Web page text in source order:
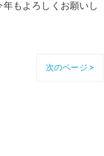
もよろしくお願いし
次のページ >